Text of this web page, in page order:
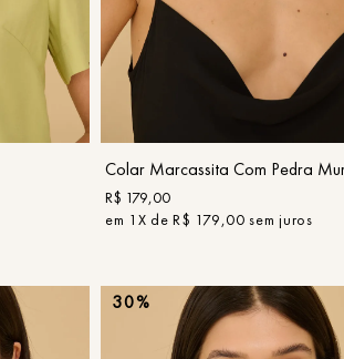
Colar Marcassita Com Pedra
R$ 179,00
em 1 X deR$ 179,00 sem juros
30%